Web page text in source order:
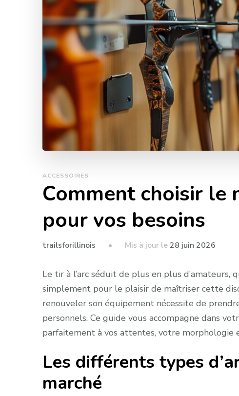
ACCESSOIRES
Comment choisir le
pour vos besoins
trailsforillinois Mis à jour le28 juin 2026
Le tir à l’arc séduit de plus en plus d’amateurs,
simplement pour le plaisir de maîtriser cette
renouveler son équipement nécessite de
personnels. Ce guide vous accompagne dans
parfaitement à vos attentes, votre morphologie
Les différents types
marché